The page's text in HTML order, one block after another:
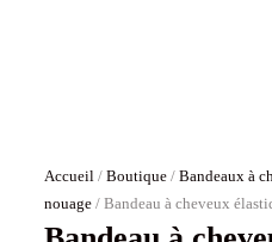
Accueil /Boutique /Bandeaux à
nouage / Bandeau à cheveux